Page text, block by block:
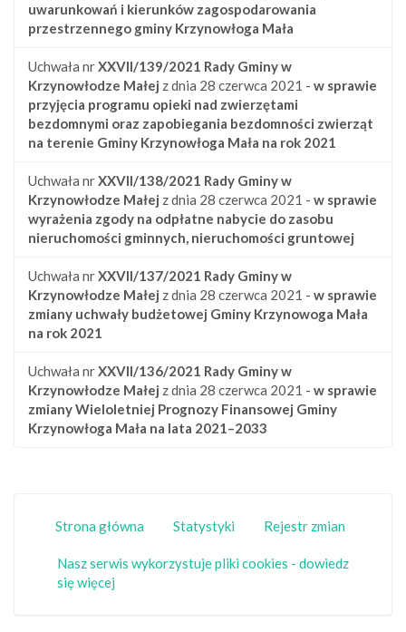
uwarunkowań i kierunków zagospodarowania
przestrzennego gminy Krzynowłoga Mała
Uchwała nrXXVII/139/2021 Rady Gminy w
Krzynowłodze Małej z dnia 28 czerwca 2021 - w sprawie
przyjęcia programu opieki nad zwierzętami
bezdomnymi oraz zapobiegania bezdomności zwierząt
na terenie Gminy Krzynowłoga Mała na rok 2021
Uchwała nrXXVII/138/2021 Rady Gminy w
Krzynowłodze Małej z dnia 28 czerwca 2021 - w sprawie
wyrażenia zgody na odpłatne nabycie do zasobu
nieruchomości gminnych, nieruchomości gruntowej
Uchwała nrXXVII/137/2021 Rady Gminy w
Krzynowłodze Małej z dnia 28 czerwca 2021 - w sprawie
zmiany uchwały budżetowej Gminy Krzynowoga Mała
na rok 2021
Uchwała nrXXVII/136/2021 Rady Gminy w
Krzynowłodze Małej z dnia 28 czerwca 2021 - w sprawie
zmiany Wieloletniej Prognozy Finansowej Gminy
Krzynowłoga Mała na lata 2021–2033
Strona główna Statystyki Rejestr zmian
Nasz serwis wykorzystuje pliki cookies - dowiedz
się więcej